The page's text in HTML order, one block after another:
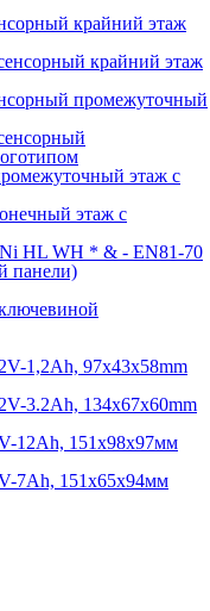
крайний этаж
крайний этаж
промежуточный
этаж с
этаж с
HL WH * & - EN81-70
панели)
1,2Ah, 97х43х58mm
3.2Ah, 134x67x60mm
12Ah, 151х98х97мм
7Ah, 151х65х94мм